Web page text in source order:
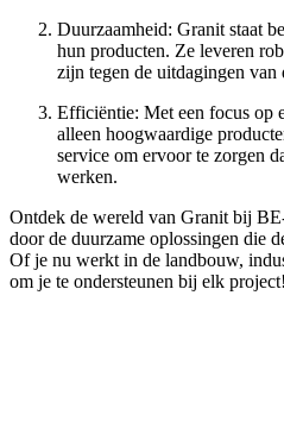
Duurzaamheid: Granit staat
hun producten. Ze leveren
zijn tegen de uitdagingen van
Efficiëntie: Met een focus op
alleen hoogwaardige
service om ervoor te zorgen
werken.
Ontdek de wereld van Granit bij
door de duurzame oplossingen die
Of je nu werkt in de landbouw,
om je te ondersteunen bij elk project!